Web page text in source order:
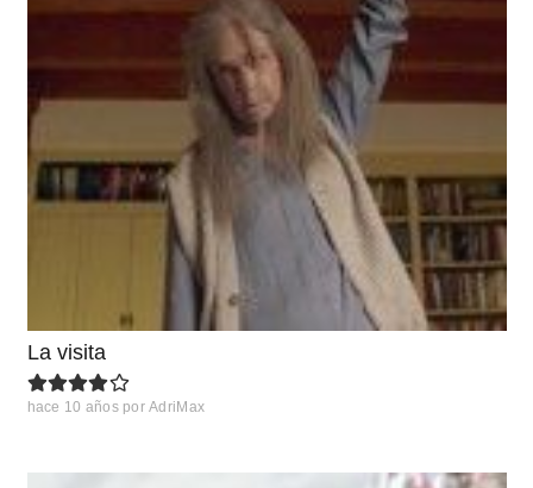
La visita
hace 10 años por AdriMax